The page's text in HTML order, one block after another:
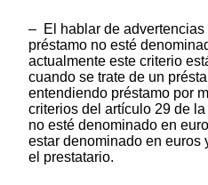
– El hablar de advertencias
préstamo no esté
actualmente este criterio
cuando se trate de un
entendiendo préstamo por
criterios del artículo 29 de
no esté denominado en
estar denominado en euros
el prestatario.